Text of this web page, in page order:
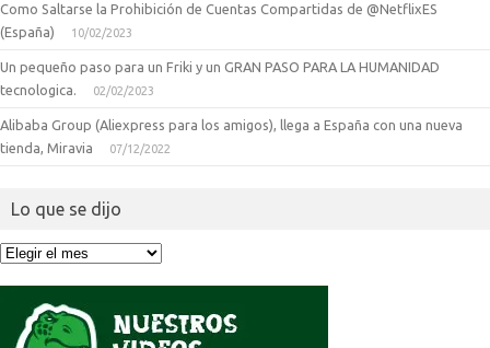
Como Saltarse la Prohibición de Cuentas Compartidas de @NetflixES
(España)
10/02/2023
Un pequeño paso para un Friki y un GRAN PASO PARA LA HUMANIDAD
tecnologica.
02/02/2023
Alibaba Group (Aliexpress para los amigos), llega a España con una nueva
tienda, Miravia
07/12/2022
Lo que se dijo
Lo